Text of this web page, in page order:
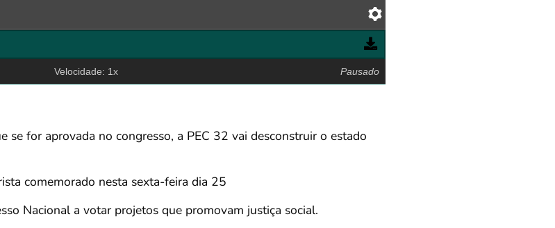
Preferências
Velocidade: 1x Pausado
se for aprovada no congresso, a PEC 32 vai desconstruir o estado
comemorado nesta sexta-feira dia 25
Nacional a votar projetos que promovam justiça social.